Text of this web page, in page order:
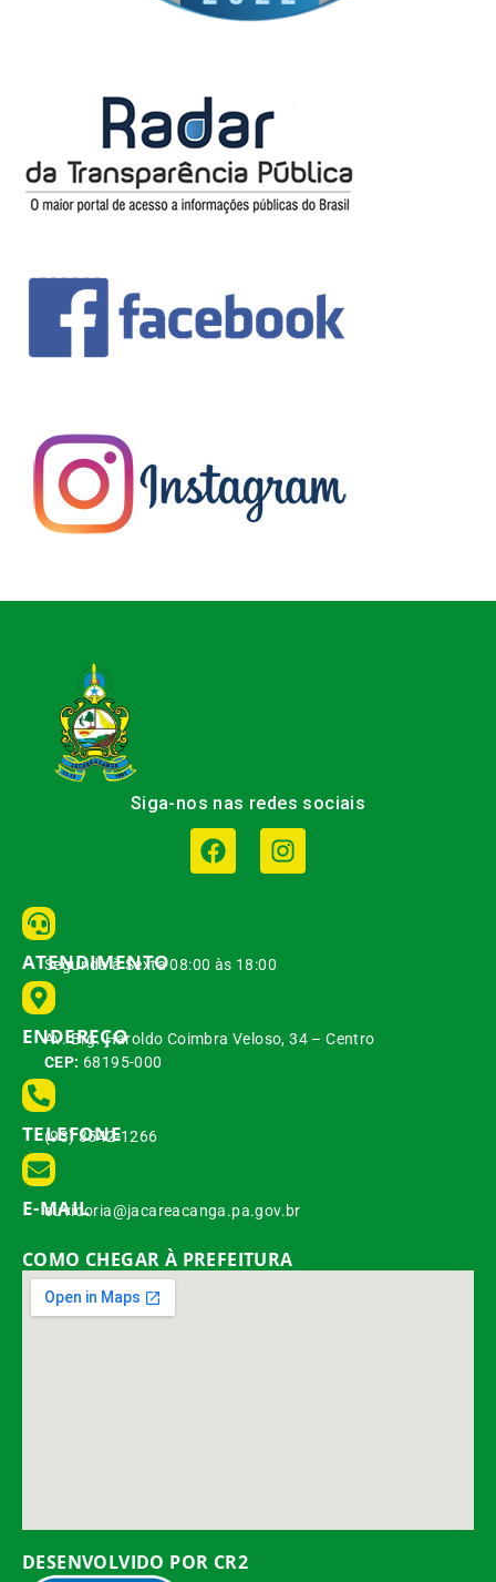
Siga-nos nas redes sociais
ATENDIMENTO
Segunda à Sexta 08:00 às 18:00
ENDEREÇO
Av. Brg. Haroldo Coimbra Veloso, 34 – Centro
CEP: 68195-000
TELEFONE
(93) 3542-1266
E-MAIL
ouvidoria@jacareacanga.pa.gov.br
COMO CHEGAR À PREFEITURA
DESENVOLVIDO POR CR2